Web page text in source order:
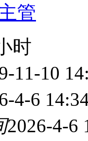
管
时
11-10
4-6
2026-4-6